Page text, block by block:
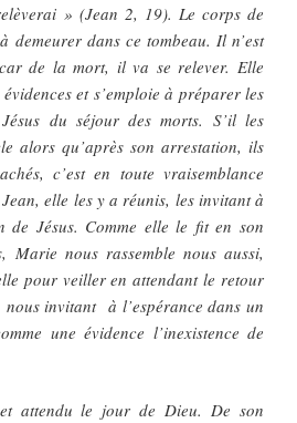
» (Jean 2, 19). Le corps de
demeurer dans ce tombeau. Il n’est
de la mort, il va se relever. Elle
et s’emploie à préparer les
du séjour des morts. S’il les
alors qu’après son arrestation, ils
c’est en toute vraisemblance
elle les y a réunis, les invitant à
de Jésus. Comme elle le fit en son
Marie nous rassemble nous aussi,
pour veiller en attendant le retour
invitant à l’espérance dans un
une évidence l’inexistence de
attendu le jour de Dieu. De son